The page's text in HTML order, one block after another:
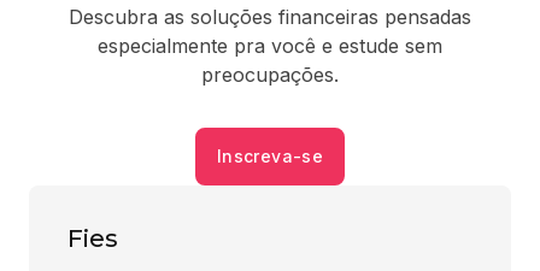
Descubra as soluções financeiras pensadas
especialmente pra você e estude sem
preocupações.
Inscreva-se
Fies